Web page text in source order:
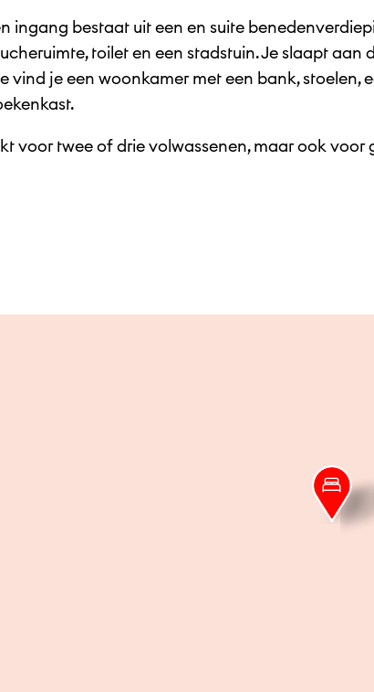
ingang bestaat uit een en suite
toilet en een stadstuin. Je slaapt aan
vind je een woonkamer met een bank, stoelen,
voor twee of drie volwassenen, maar ook voor